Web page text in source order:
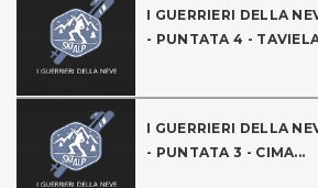
I GUERRIERI DELLA
- PUNTATA 4 -
I GUERRIERI DELLA
- PUNTATA 3 - CIMA...